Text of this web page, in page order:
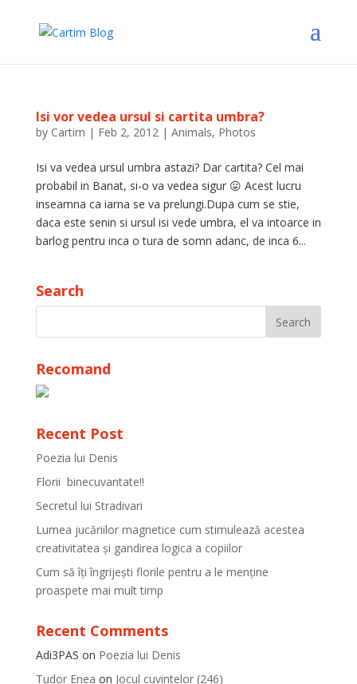
Isi vor vedea ursul si cartita umbra?
by Cartim | Feb 2, 2012| Animals, Photos
Isi va vedea ursul umbra astazi? Dar cartita? Cel mai
probabil in Banat, si-o va vedea sigur 😛 Acest lucru
inseamna ca iarna se va prelungi.Dupa cum se stie,
daca este senin si ursul isi vede umbra, el va intoarce in
barlog pentru inca o tura de somn adanc, de inca 6...
Search
Recomand
Recent Post
Poezia lui Denis
Florii binecuvantate!!
Secretul lui Stradivari
Lumea jucăriilor magnetice cum stimulează acestea
creativitatea și gandirea logica a copiilor
Cum să îți îngrijești florile pentru a le menține
proaspete mai mult timp
Recent Comments
Adi3PAS on Poezia lui Denis
Tudor Enea on Jocul cuvintelor (246)